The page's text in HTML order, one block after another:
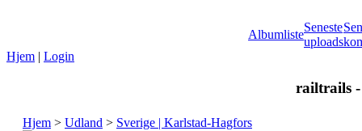
Albumliste
Seneste
uploads
Hjem | Login
railtrails
Hjem > Udland > Sverige | Karlstad-Hagfors